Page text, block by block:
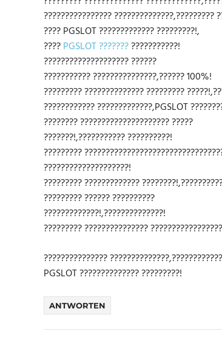
???????????????? ??????????????,?????????
???? PGSLOT ????????????? ?????????!,
????PGSLOT ??????????????????!
???????????????????? ??????
??????????? ???????????????,?????? 100%!
????????? ?????????????? ?????????
???????????? ?????????????,PGSLOT
???????? ????????????????????? ?????
???????!,??????????? ??????????!
?????????
????????????????????!
????????? ?????????????
????????? ?????? ??????????
?????????????!,??????????????!
????????? ???????????????
???????????????
PGSLOT ?????????????? ?????????!
ANTWORTEN